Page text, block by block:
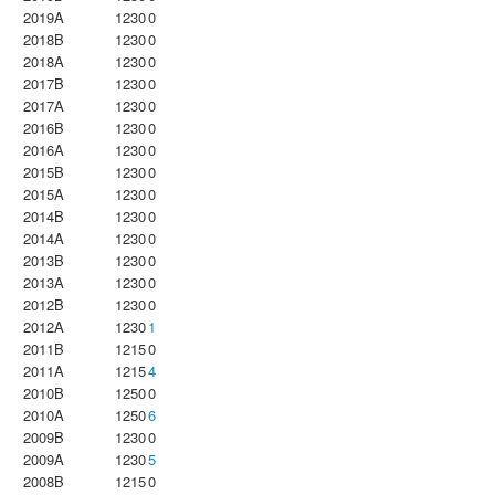
2019A
12300
2018B
12300
2018A
12300
2017B
12300
2017A
12300
2016B
12300
2016A
12300
2015B
12300
2015A
12300
2014B
12300
2014A
12300
2013B
12300
2013A
12300
2012B
12300
2012A
12301
2011B
12150
2011A
12154
2010B
12500
2010A
12506
2009B
12300
2009A
12305
2008B
12150